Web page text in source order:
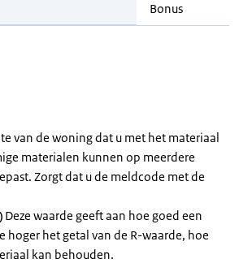
Bonus
van de woning dat u met het materiaal
materialen kunnen op meerdere
Zorgt dat u de meldcode met de
Deze waarde geeft aan hoe goed een
hoger het getal van de R-waarde, hoe
kan behouden.